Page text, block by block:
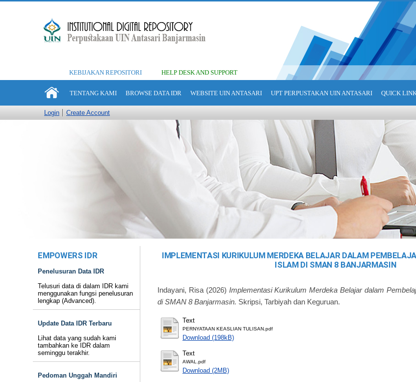
KEBIJAKAN REPOSITORI HELP DESK AND SUPPORT
TENTANG KAMI BROWSE DATA IDR WEBSITE UIN ANTASARI UPT PERPUSTAKAN UIN ANTASARI QUICK
Login Create Account
EMPOWERS IDR
Penelusuran Data IDR
Telusuri data di dalam IDR kami
menggunakan fungsi penelusuran
lengkap (Advanced).
Update Data IDR Terbaru
Lihat data yang sudah kami
tambahkan ke IDR dalam
seminggu terakhir.
Pedoman Unggah Mandiri
IMPLEMENTASI KURIKULUM MERDEKA BELAJAR DALAM
ISLAM DI SMAN 8 BANJARMASIN
Indayani, Risa(2026) Implementasi Kurikulum Merdeka Belajar dalam
di SMAN 8 Banjarmasin. Skripsi, Tarbiyah dan Keguruan.
Text
PERNYATAAN KEASLIAN TULISAN.pdf
Download (198kB)
Text
AWAL.pdf
Download (2MB)